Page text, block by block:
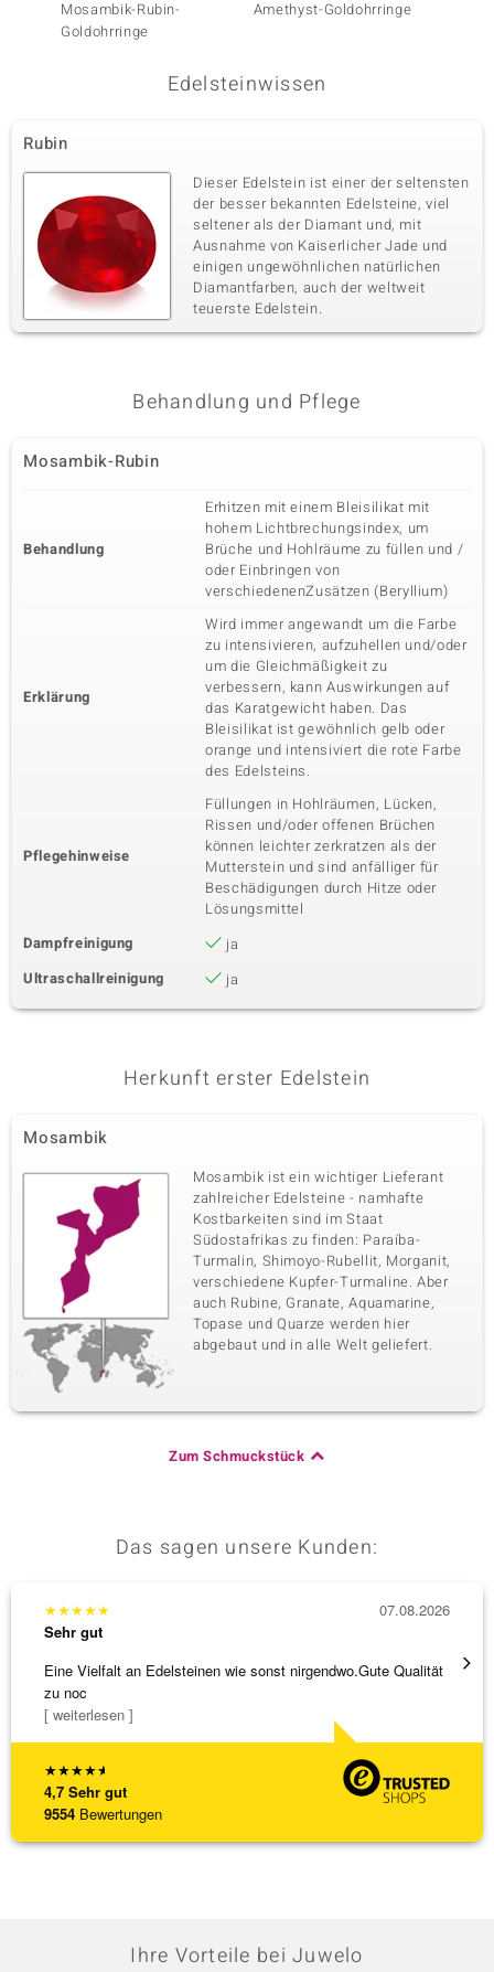
Mosambik-Rubin-
Goldohrringe
Amethyst-Goldohrringe
Edelsteinwissen
Rubin
Dieser Edelstein ist einer der seltensten
der besser bekannten Edelsteine, viel
seltener als der Diamant und, mit
Ausnahme von Kaiserlicher Jade und
einigen ungewöhnlichen natürlichen
Diamantfarben, auch der weltweit
teuerste Edelstein.
Behandlung und Pflege
Mosambik-Rubin
Behandlung
Erhitzen mit einem Bleisilikat mit
hohem Lichtbrechungsindex, um
Brüche und Hohlräume zu füllen und /
oder Einbringen von
verschiedenenZusätzen (Beryllium)
Erklärung
Wird immer angewandt um die Farbe
zu intensivieren, aufzuhellen und/oder
um die Gleichmäßigkeit zu
verbessern, kann Auswirkungen auf
das Karatgewicht haben. Das
Bleisilikat ist gewöhnlich gelb oder
orange und intensiviert die rote Farbe
des Edelsteins.
Pflegehinweise
Füllungen in Hohlräumen, Lücken,
Rissen und/oder offenen Brüchen
können leichter zerkratzen als der
Mutterstein und sind anfälliger für
Beschädigungen durch Hitze oder
Lösungsmittel
Dampfreinigung
ja
Ultraschallreinigung
ja
Herkunft erster Edelstein
Mosambik
Mosambik ist ein wichtiger Lieferant
zahlreicher Edelsteine - namhafte
Kostbarkeiten sind im Staat
Südostafrikas zu finden: Paraíba-
Turmalin, Shimoyo-Rubellit, Morganit,
verschiedene Kupfer-Turmaline. Aber
auch Rubine, Granate, Aquamarine,
Topase und Quarze werden hier
abgebaut und in alle Welt geliefert.
Zum Schmuckstück
Das sagen unsere Kunden:
★★★★★
4,7 Sehr gut
9554 Bewertungen
★★★★★
Sehr gut
Eine Vielfalt an Edelsteinen wie sonst nirgendwo.Gute Qualität
zu noc
[ weiterlesen ]
07.08.2026
Ihre Vorteile bei Juwelo